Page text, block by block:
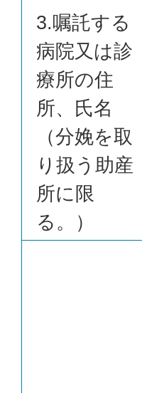
3.嘱託する
病院又は診
療所の住
所、氏名
（分娩を取
り扱う助産
所に限
る。）